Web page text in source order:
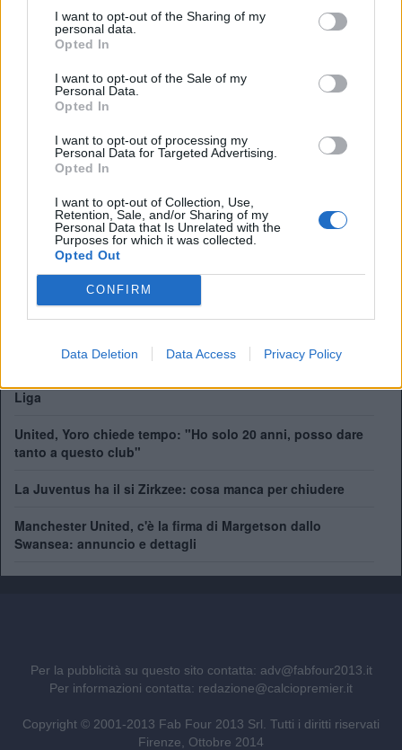
I want to opt-out of the Sharing of my
personal data.
Opted In
I want to opt-out of the Sale of my
Personal Data.
Opted In
I want to opt-out of processing my
Personal Data for Targeted Advertising.
Opted In
I want to opt-out of Collection, Use,
Retention, Sale, and/or Sharing of my
Personal Data that Is Unrelated with the
Purposes for which it was collected.
Opted Out
CONFIRM
Data Deletion Data Access Privacy Policy
Anno di Fondazione:1878 come Newton Health LYR F.C.
Stadio:Old Trafford (75.731)
Manchester
Presidente: Avram Glazer e Joel Glazer
Manager:Ruben Amorim
Premier League:20
FA Cup:13
FA Community Shield:21
Champions League:3
Supercoppa Europea:1
Coppa del Mondo per Club:
Come giocherà il nuovo Manchester United? Rivoluzione
Liga
United, Yoro chiede tempo: "Ho solo 20 anni, posso dare
tanto a questo club"
La Juventus ha il si Zirkzee: cosa manca per chiudere
Manchester United, c'è la firma di Margetson dallo
Swansea: annuncio e dettagli
Per la pubblicità su questo sito contatta: adv@fabfour2013.it
Per informazioni contatta: redazione@calciopremier.it
Copyright © 2001-2013 Fab Four 2013 Srl. Tutti i diritti riservati
Firenze, Ottobre 2014